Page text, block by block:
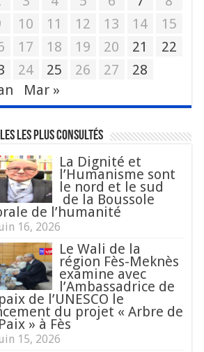
10 11 12 13 14
15
17 18 19 20 21
22
24 25 26 27
28
Mar »
les plus consultés
La Dignité et
l’Humanisme sont
le nord et le sud
de la Boussole
de l’humanité
16, 2026
Le Wali de la
région Fès-Meknès
examine avec
l’Ambassadrice de
de l’UNESCO le
du projet « Arbre de
» à Fès
15, 2026